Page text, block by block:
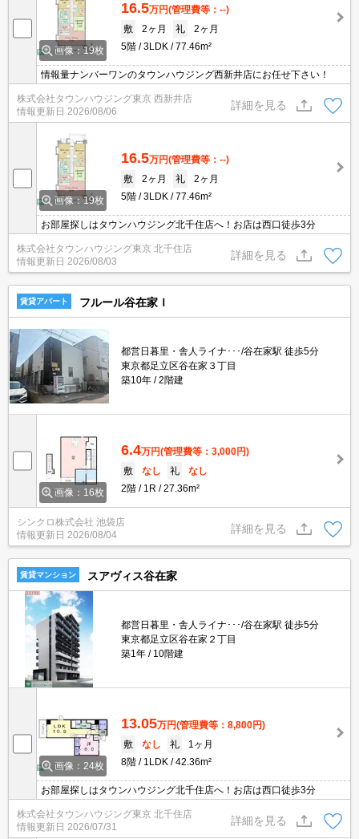
画像：19枚
16.5万円(管理費等：--)
敷
2ヶ月 礼
2ヶ月
5階
3LDK 77.46m²
情報量ナンバーワンのタウンハウジング西新井店にお任せ下さい！
株式会社タウンハウジング東京 西新井店
情報更新日 2026/08/06
詳細を見る
画像：19枚
16.5万円(管理費等：--)
敷
2ヶ月 礼
2ヶ月
5階
3LDK 77.46m²
お部屋探しはタウンハウジング北千住店へ！お店は西口徒歩3分
株式会社タウンハウジング東京 北千住店
情報更新日 2026/08/03
詳細を見る
賃貸アパート フルール谷在家Ｉ
都営日暮里・舎人ライナ･･･/谷在家駅 徒歩5分
東京都足立区谷在家３丁目
築10年
2階建
画像：16枚
6.4万円(管理費等：3,000円)
敷
なし 礼
なし
2階
1R 27.36m²
シンクロ株式会社 池袋店
情報更新日 2026/08/04
詳細を見る
賃貸マンション スアヴィス谷在家
都営日暮里・舎人ライナ･･･/谷在家駅 徒歩5分
東京都足立区谷在家２丁目
築1年
10階建
画像：24枚
13.05万円(管理費等：8,800円)
敷
なし 礼
1ヶ月
8階
1LDK 42.36m²
お部屋探しはタウンハウジング北千住店へ！お店は西口徒歩3分
株式会社タウンハウジング東京 北千住店
情報更新日 2026/07/31
詳細を見る